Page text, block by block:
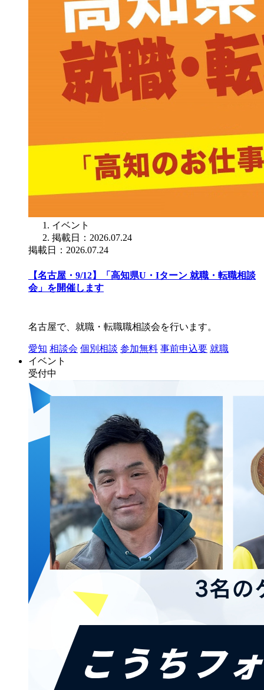
イベント
掲載日：2026.07.24
掲載日：2026.07.24
【名古屋・9/12】「高知県U・Iターン 就職・転職相談
会」を開催します
名古屋で、就職・転職職相談会を行います。
愛知 相談会 個別相談 参加無料 事前申込要 就職
イベント
受付中